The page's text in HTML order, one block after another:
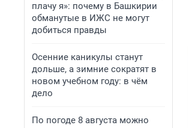
плачу я»: почему в Башкирии
обманутые в ИЖС не могут
добиться правды
Осенние каникулы станут
дольше, а зимние сократят в
новом учебном году: в чём
дело
По погоде 8 августа можно